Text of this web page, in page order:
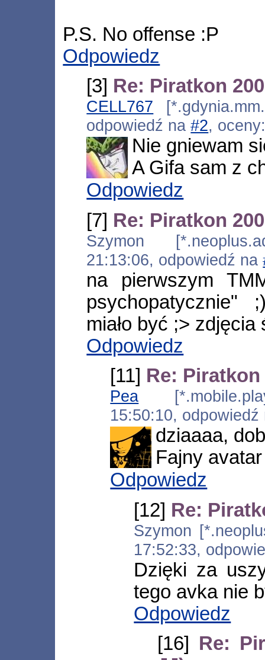
P.S. No offense :P
Odpowiedz
[3] Re: Piratkon
CELL767
odpowiedź na#2,
Nie gniewam
A Gifa sam z
Odpowiedz
[7] Re: Piratkon
Szymon
21:13:06, odpowiedź na
na pierwszym
miało być ;> zdjęcia
Odpowiedz
[11] Re:
Pea
15:50:10,
dziaaaa,
Fajny
Odpowiedz
[12] Re:
Szymon
17:52:33,
Dzięki za
tego avka nie
Odpowiedz
[16] Re: